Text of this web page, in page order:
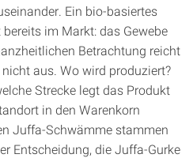
Ein bio-basiertes
im Markt: das Gewebe
Betrachtung reicht
aus. Wo wird produziert?
Strecke legt das Produkt
in den Warenkorn
Juffa-Schwämme stammen
Entscheidung, die Juffa-Gurke